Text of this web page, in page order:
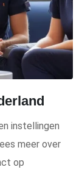
instellingen
meer over
op